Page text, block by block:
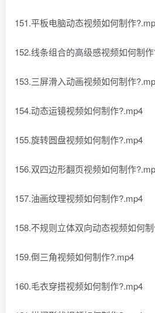
151.平板电脑动态视频如何制作
152.线条组合的高级感视频如何制
153.三屏滑入动画视频如何制作
154.动态运镜视频如何制作?.mp4
155.旋转圆盘视频如何制作?.mp4
156.双四边形翻页视频如何制作
157.油画纹理视频如何制作?.mp4
158.不规则立体双向动态视频如何
159.倒三角视频如何制作?.mp4
160.毛衣穿搭视频如何制作?.mp4